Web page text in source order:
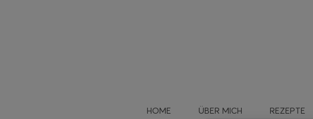
HOME ÜBER MICH REZEPTE